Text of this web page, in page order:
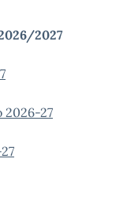
2027
2026-27